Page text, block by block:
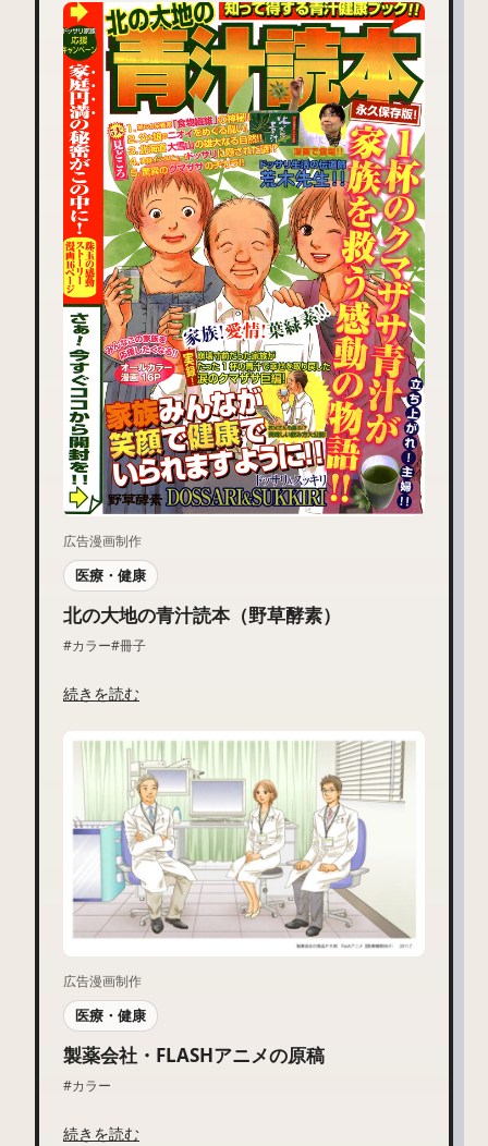
広告漫画制作
医療・健康
北の大地の青汁読本（野草酵素）
#カラー#冊子
続きを読む
広告漫画制作
医療・健康
製薬会社・FLASHアニメの原稿
#カラー
続きを読む